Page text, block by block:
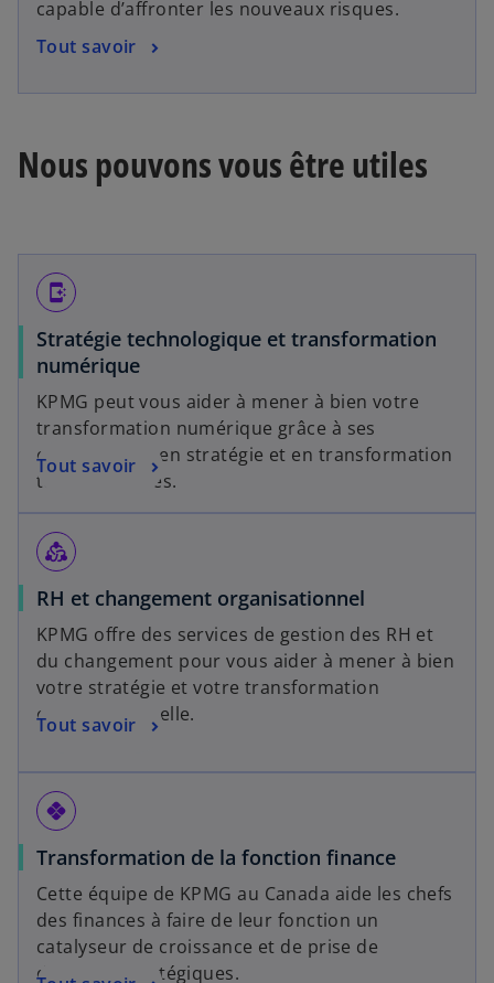
capable d’affronter les nouveaux risques.
Tout savoir
Nous pouvons vous être utiles
app_shortcut
Stratégie technologique et transformation
numérique
KPMG peut vous aider à mener à bien votre
transformation numérique grâce à ses
compétences en stratégie et en transformation
technologiques.
Tout savoir
diversity_2
RH et changement organisationnel
KPMG offre des services de gestion des RH et
du changement pour vous aider à mener à bien
votre stratégie et votre transformation
organisationnelle.
Tout savoir
pix
Transformation de la fonction finance
Cette équipe de KPMG au Canada aide les chefs
des finances à faire de leur fonction un
catalyseur de croissance et de prise de
décisions stratégiques.